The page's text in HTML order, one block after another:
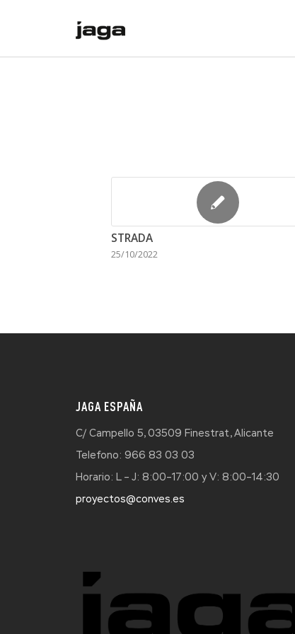
STRADA
25/10/2022
JAGA ESPAÑA
C/ Campello 5, 03509 Finestrat, Alicante
Telefono: 966 83 03 03
Horario: L – J: 8:00–17:00 y V: 8:00–14:30
proyectos@conves.es